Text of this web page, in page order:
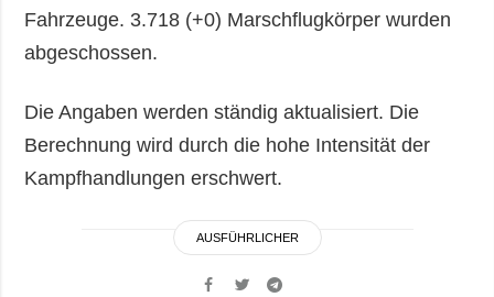
Fahrzeuge. 3.718 (+0) Marschflugkörper wurden
abgeschossen.
Die Angaben werden ständig aktualisiert. Die
Berechnung wird durch die hohe Intensität der
Kampfhandlungen erschwert.
AUSFÜHRLICHER